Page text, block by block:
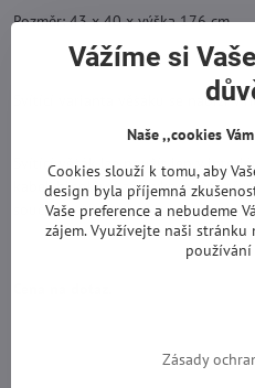
Rozměr: 43 x 40 x výška 176 cm
Svítící varianta věšáku se nabízí v
Svítící věšák lze použít jen v
kabel, bipolární zásuvka, nožní
součástí.
Vážíme si
Naše ,,cookies
Cookies slouží k tomu, aby
design byla příjemná
Vaše preference a nebudeme
zájem. Využívejte naši
používání
Zásady